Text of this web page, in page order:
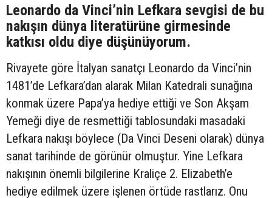
Leonardo da Vinci’nin Lefkara sevgisi de bu
nakışın dünya literatürüne girmesinde
katkısı oldu diye düşünüyorum.
Rivayete göre İtalyan sanatçı Leonardo da Vinci’nin
1481’de Lefkara’dan alarak Milan Katedrali sunağına
konmak üzere Papa’ya hediye ettiği ve Son Akşam
Yemeği diye de resmettiği tablosundaki masadaki
Lefkara nakışı böylece (Da Vinci Deseni olarak) dünya
sanat tarihinde de görünür olmuştur. Yine Lefkara
nakışının önemli bilgilerine Kraliçe 2. Elizabeth’e
hediye edilmek üzere işlenen örtüde rastlarız. Onu